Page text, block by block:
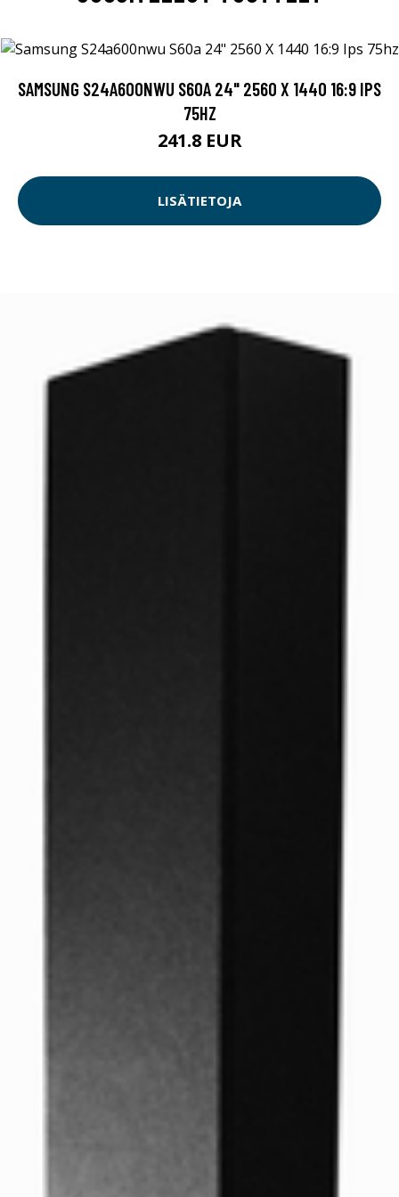
SAMSUNG S24A600NWU S60A 24" 2560 X 1440 16:9 IPS
75HZ
241.8 EUR
LISÄTIETOJA